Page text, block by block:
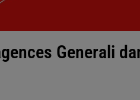
Generali